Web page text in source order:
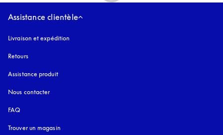
Assistance clientèle
Livraison et expédition
Retours
Assistance produit
Nous contacter
FAQ
Trouver un magasin